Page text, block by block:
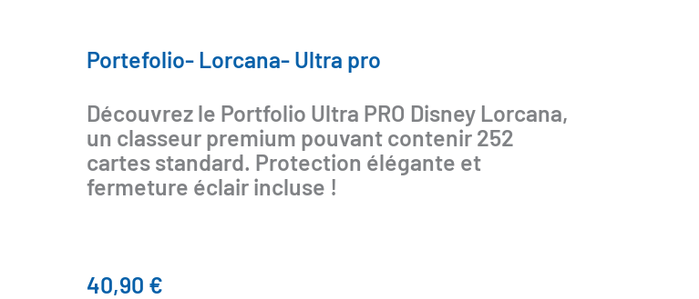
Portefolio- Lorcana- Ultra pro
Découvrez le Portfolio Ultra PRO Disney Lorcana,
un classeur premium pouvant contenir 252
cartes standard. Protection élégante et
fermeture éclair incluse !
40,90 €